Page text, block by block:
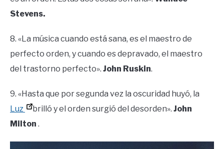
Stevens.
8. «La música cuando está sana, es el maestro de
perfecto orden, y cuando es depravado, el maestro
del trastorno perfecto». John Ruskin.
9. «Hasta que por segunda vez la oscuridad huyó, la
Luz
brilló y el orden surgió del desorden». John
Milton .